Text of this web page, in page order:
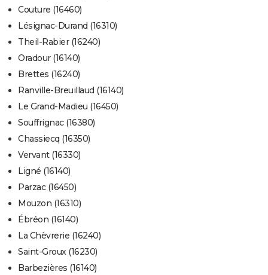
Couture (16460)
Lésignac-Durand (16310)
Theil-Rabier (16240)
Oradour (16140)
Brettes (16240)
Ranville-Breuillaud (16140)
Le Grand-Madieu (16450)
Souffrignac (16380)
Chassiecq (16350)
Vervant (16330)
Ligné (16140)
Parzac (16450)
Mouzon (16310)
Ébréon (16140)
La Chèvrerie (16240)
Saint-Groux (16230)
Barbezières (16140)